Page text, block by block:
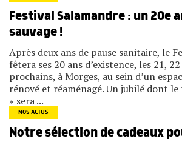
Festival Salamandre : un 20e
sauvage !
Après deux ans de pause sanitaire, le
fêtera ses 20 ans d’existence, les 21,
prochains, à Morges, au sein d’un
rénové et réaménagé. Un jubilé dont le
» sera ...
NOS ACTUS
Notre sélection de cadeaux